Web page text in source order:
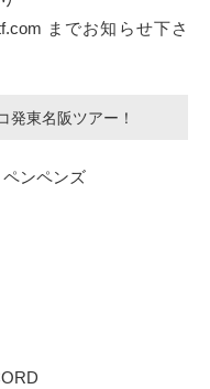
までお知らせ下さ
発東名阪ツアー！
ンペンズ